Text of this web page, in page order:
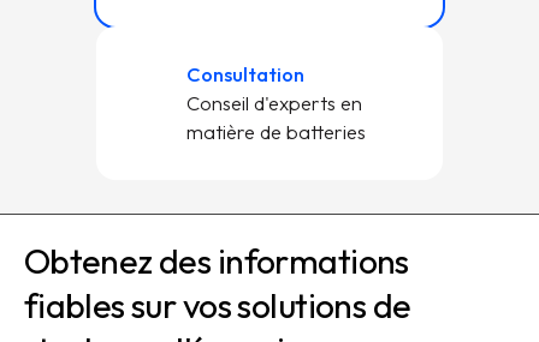
Consultation
Conseil d'experts en
matière de batteries
Obtenez des informations
fiables sur vos solutions de